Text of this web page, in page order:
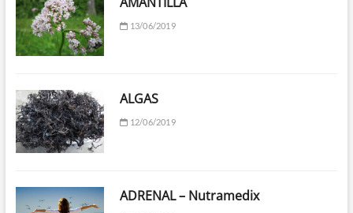
13/06/2019
ALGAS
12/06/2019
ADRENAL – Nutramedix